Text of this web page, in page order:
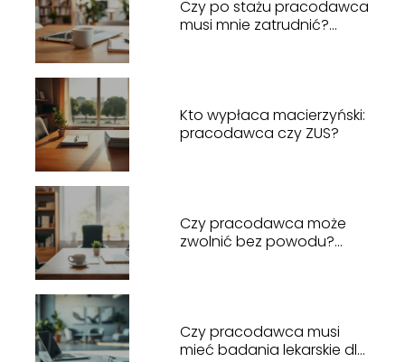
Czy po stażu pracodawca
musi mnie zatrudnić?
Kto wypłaca macierzyński:
pracodawca czy ZUS?
Czy pracodawca może
zwolnić bez powodu?
Czy pracodawca musi
mieć badania lekarskie dla